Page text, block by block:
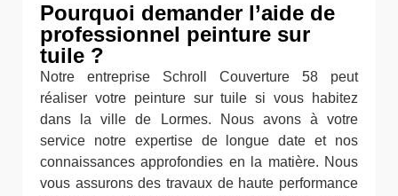
Pourquoi demander l’aide de
professionnel peinture sur
tuile ?
Notre entreprise Schroll Couverture 58 peut
réaliser votre peinture sur tuile si vous habitez
dans la ville de Lormes. Nous avons à votre
service notre expertise de longue date et nos
connaissances approfondies en la matière. Nous
vous assurons des travaux de haute performance